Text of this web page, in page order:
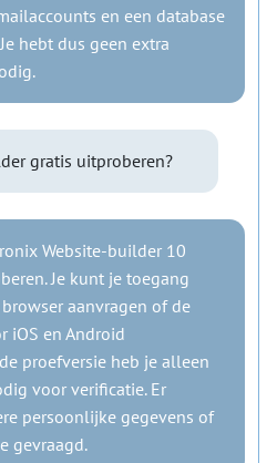
en een database
hebt dus geen extra
gratis uitproberen?
Website-builder 10
Je kunt je toegang
aanvragen of de
iOS en Android
proefversie heb je alleen
voor verificatie. Er
persoonlijke gegevens of
gevraagd.